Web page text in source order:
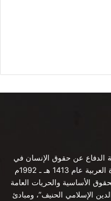
الدفاع عن حقوق الإنسان في
شبه الجزيرة العربية عام 1413 هـ ـ 1992م
الأساسية والحريات العامة
الإسلامي الحنيف”، ومبادئ